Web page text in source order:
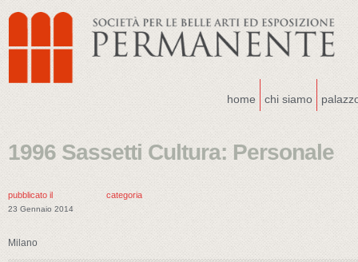
home chi siamo
1996 Sassetti Cultura: Personale
pubblicato il
23 Gennaio 2014
categoria
Milano